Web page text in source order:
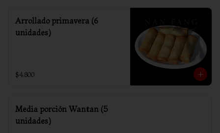
Arrollado primavera (6
unidades)
$4.800
Media porción Wantan (5
unidades)